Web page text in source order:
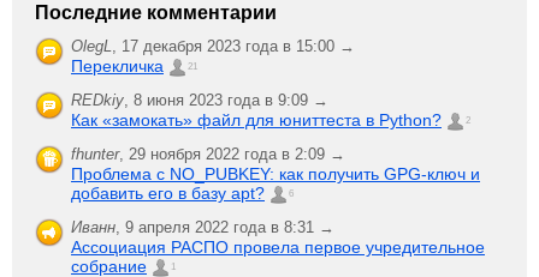
Последние комментарии
OlegL 17 декабря 2023 года в 15:00 →
Перекличка 21
REDkiy 8 июня 2023 года в 9:09 →
Как «замокать» файл для юниттеста в Python? 2
fhunter, 29 ноября 2022 года в 2:09 →
Проблема с NO_PUBKEY: как получить GPG-ключ и
добавить его в базу apt?
6
Иванн 9 апреля 2022 года в 8:31 →
Ассоциация РАСПО провела первое учредительное
собрание
1